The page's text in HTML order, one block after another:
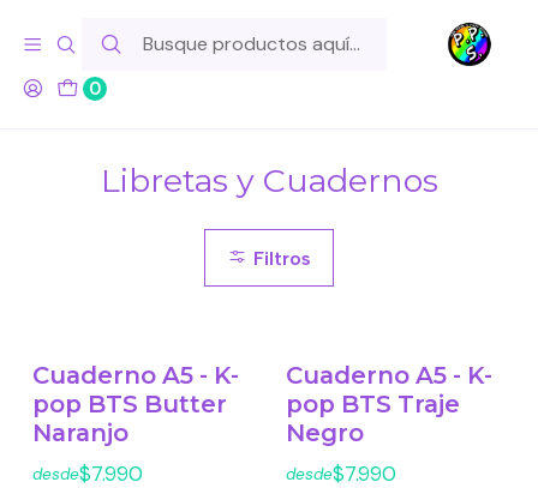
0
Hola! Si tu pedido incluye productos de fabricación propia,
ten en cuenta este tiempo para el despacho
Inicio Lo Hacemos Nosotros
Libretas y Cuadernos
Filtros
Cuaderno A5 - K-
pop BTS Butter
Naranjo
desde$7.990
Cuaderno A5 - K-
pop BTS Traje
Negro
desde$7.990